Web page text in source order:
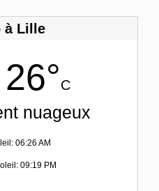
à Lille
26°C
nuageux
06:26 AM
09:19 PM